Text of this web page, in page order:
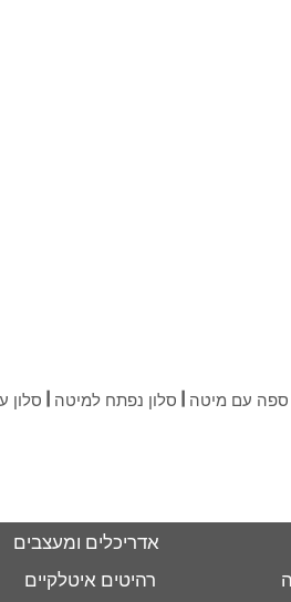
עם מיטה | סלון נפתח למיטה | סלון
אדריכלים ומעצבים
רהיטים איטלקיים